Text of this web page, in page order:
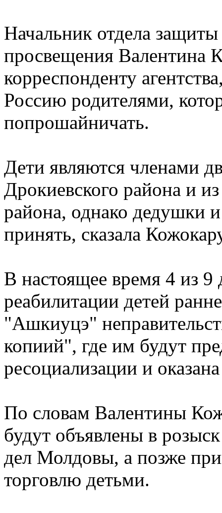
Начальник отдела
просвещения Валентина
корреспонденту
Россию родителями,
попрошайничать.
Дети являются членами
Дрокиевского района и
района, однако дедушки
принять, сказала
В настоящее время 4 из
реабилитации детей
"Ашкиуцэ"
копиий", где им будут
ресоциализации и
По словам Валентины
будут объявлены в
дел Молдовы, а позже
торговлю детьми.